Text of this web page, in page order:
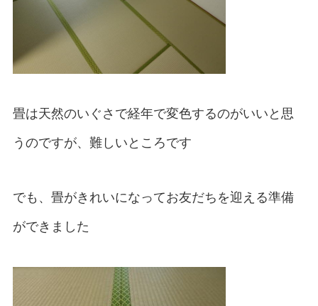
畳は天然のいぐさで経年で変色するのがいいと思
うのですが、難しいところです
でも、畳がきれいになってお友だちを迎える準備
ができました